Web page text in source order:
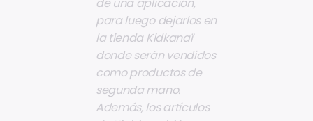
de una aplicación,
para luego dejarlos en
la tienda Kidkanaï
donde serán vendidos
como productos de
segunda mano.
Además, los artículos